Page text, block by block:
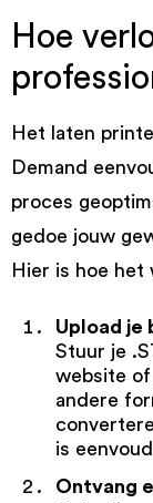
Hoe
Het laten
Demand
proces
gedoe jouw
Hier is hoe het
Upload je
Stuur je
website
andere
is
Ontvang